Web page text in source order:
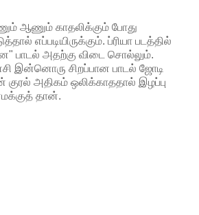
ஆணும் காதலிக்கும் போது
எப்படியிருக்கும். ப்ரியா படத்தில்
பாடல் அதற்கு விடை சொல்லும்.
இன்னொரு சிறப்பான பாடல் ஜோடி
அதிகம் ஒலிக்காததால் இழப்பு
தான்.